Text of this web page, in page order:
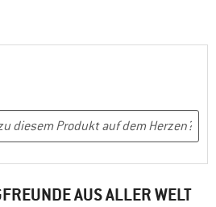
AUS ALLER WELT